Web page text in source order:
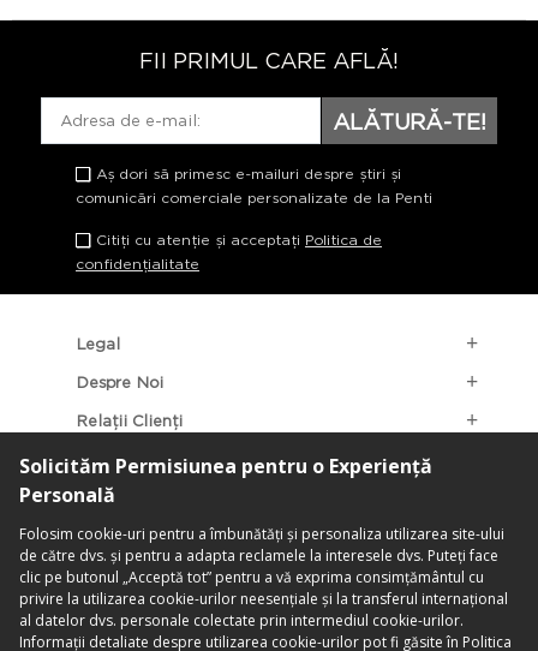
FII PRIMUL CARE AFLĂ!
ALĂTURĂ-TE!
Aș dori să primesc e-mailuri despre știri și
comunicări comerciale personalizate de la Penti
Citiți cu atenție și acceptați Politica de
confidențialitate
Legal
Despre Noi
Relații Clienți
Categorii Populare
Localizarea Magazinelor
contact@penti.com.ro